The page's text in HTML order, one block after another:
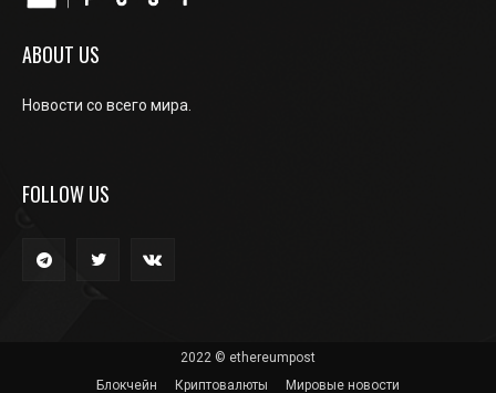
ABOUT US
Новости со всего мира.
FOLLOW US
2022 © ethereumpost
Блокчейн
Криптовалюты Мировые новости